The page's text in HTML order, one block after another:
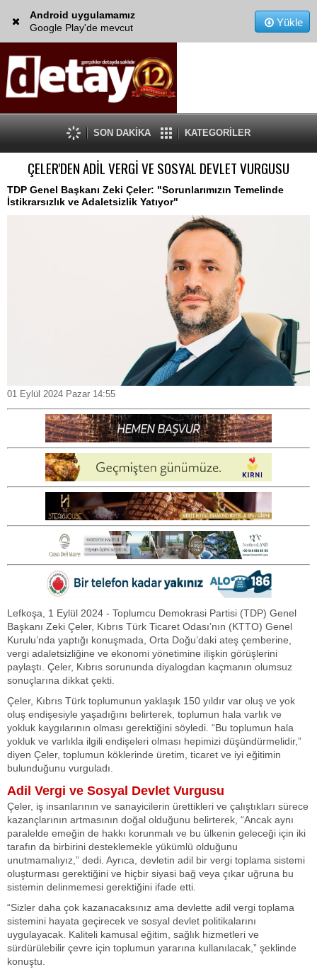
Android uygulamamız
Google Play'de mevcut
Yükle
SON DAKİKA KATEGORİLER
ÇELER'DEN ADİL VERGİ VE SOSYAL DEVLET VURGUSU
TDP Genel Başkanı Zeki Çeler: "Sorunlarımızın Temelinde
İstikrarsızlık ve Adaletsizlik Yatıyor"
01 Eylül 2024 Pazar 14:55
Lefkoşa, 1 Eylül 2024 - Toplumcu Demokrasi Partisi (TDP) Genel
Başkanı Zeki Çeler, Kıbrıs Türk Ticaret Odası’nın (KTTO) Genel
Kurulu’nda yaptığı konuşmada, Orta Doğu’daki ateş çemberine,
vergi adaletsizliğine ve ekonomi yönetimine ilişkin görüşlerini
paylaştı. Çeler, Kıbrıs sorununda diyalogdan kaçmanın olumsuz
sonuçlarına dikkat çekti.
Çeler, Kıbrıs Türk toplumunun yaklaşık 150 yıldır var oluş ve yok
oluş endişesiyle yaşadığını belirterek, toplumun hala varlık ve
yokluk kaygılarının olması gerektiğini söyledi. “Bu toplumun hala
yokluk ve varlıkla ilgili endişeleri olması hepimizi düşündürmelidir,”
diyen Çeler, toplumun köklerinde üretim, ticaret ve iyi eğitimin
bulunduğunu vurguladı.
Adil Vergi ve Sosyal Devlet Vurgusu
Çeler, iş insanlarının ve sanayicilerin ürettikleri ve çalıştıkları sürece
kazançlarının artmasının doğal olduğunu belirterek, “Ancak aynı
paralelde emeğin de hakkı korunmalı ve bu ülkenin geleceği için iki
tarafın da birbirini desteklemekle yükümlü olduğunu
unutmamalıyız,” dedi. Ayrıca, devletin adil bir vergi toplama sistemi
oluşturması gerektiğini ve hiçbir siyasi bağ veya çıkar uğruna bu
sistemin delinmemesi gerektiğini ifade etti.
“Sizler daha çok kazanacaksınız ama devlette adil vergi toplama
sistemini hayata geçirecek ve sosyal devlet politikalarını
uygulayacak. Kaliteli kamusal eğitim, sağlık hizmetleri ve
sürdürülebilir çevre için toplumun yararına kullanılacak,” şeklinde
konuştu.